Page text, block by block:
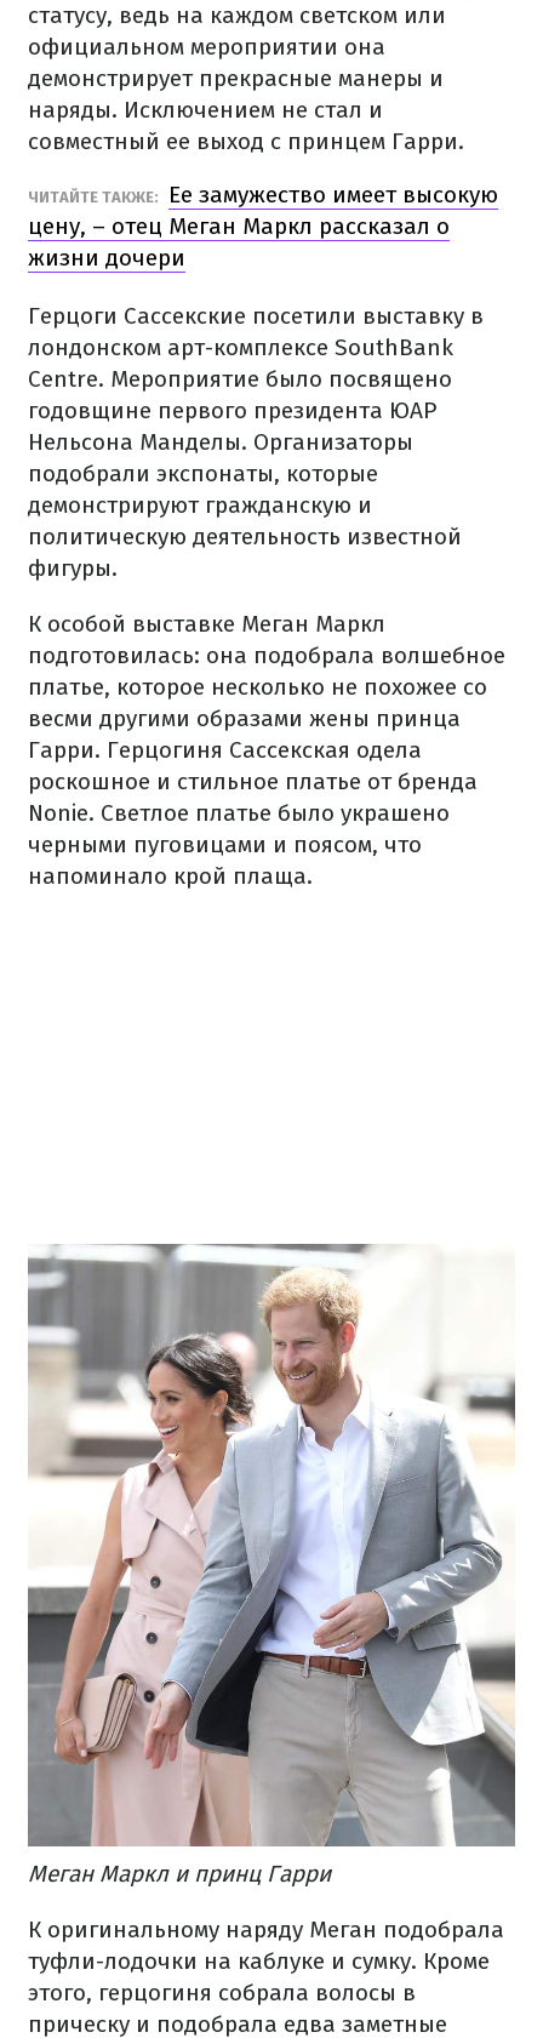
статусу, ведь на каждом светском или
официальном мероприятии она
демонстрирует прекрасные манеры и
наряды. Исключением не стал и
совместный ее выход с принцем Гарри.
ЧИТАЙТЕ ТАКЖЕ:
Ее замужество имеет высокую
цену, – отец Меган Маркл рассказал о
жизни дочери
Герцоги Сассекские посетили выставку в
лондонском арт-комплексе SouthBank
Centre. Мероприятие было посвящено
годовщине первого президента ЮАР
Нельсона Манделы. Организаторы
подобрали экспонаты, которые
демонстрируют гражданскую и
политическую деятельность известной
фигуры.
К особой выставке Меган Маркл
подготовилась: она подобрала волшебное
платье, которое несколько не похожее со
весми другими образами жены принца
Гарри. Герцогиня Сассекская одела
роскошное и стильное платье от бренда
Nonie. Светлое платье было украшено
черными пуговицами и поясом, что
напоминало крой плаща.
Меган Маркл и принц Гарри
К оригинальному наряду Меган подобрала
туфли-лодочки на каблуке и сумку. Кроме
этого, герцогиня собрала волосы в
прическу и подобрала едва заметные